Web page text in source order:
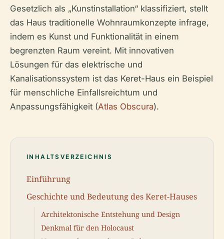
Gesetzlich als „Kunstinstallation“ klassifiziert, stellt
das Haus traditionelle Wohnraumkonzepte infrage,
indem es Kunst und Funktionalität in einem
begrenzten Raum vereint. Mit innovativen
Lösungen für das elektrische und
Kanalisationssystem ist das Keret-Haus ein Beispiel
für menschliche Einfallsreichtum und
Anpassungsfähigkeit (Atlas Obscura).
INHALTSVERZEICHNIS
Einführung
Geschichte und Bedeutung des Keret-Hauses
Architektonische Entstehung und Design
Denkmal für den Holocaust